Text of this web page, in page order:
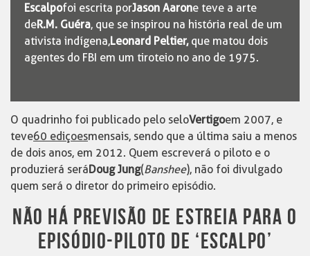
Escalpofoi escrita porJason Aarone teve a arte
deR.M. Guéra, que se inspirou na história real de um
ativista indígena,Leonard Peltier, que matou dois
agentes do FBI em um tiroteio no ano de 1975.
O quadrinho foi publicado pelo seloVertigoem 2007, e
teve60 ediçoesmensais, sendo que a última saiu a menos
de dois anos, em 2012. Quem escreverá o piloto e o
produzierá seráDoug Jung(Banshee), não foi divulgado
quem será o diretor do primeiro episódio.
NÃO HÁ PREVISÃO DE ESTREIA PARA O
EPISÓDIO-PILOTO DE ‘ESCALPO’